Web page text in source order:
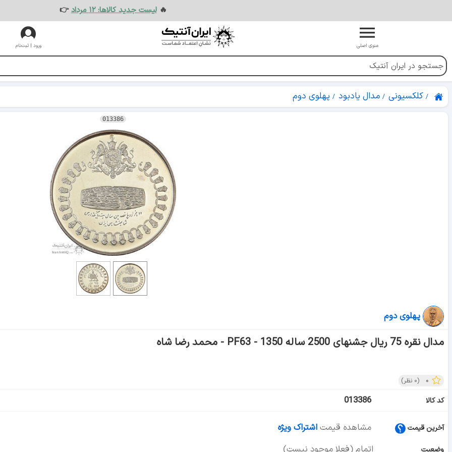
🔥لیست جدید کالاها: ۱۲ مرداد 👉
منوی اصلی ورود | ثبت‌نام
کلکسیونی مدال یادبود پهلوی دوم
013386
پهلوی دوم
مدال نقره 75 ریال جشنهای 2500 ساله 1350 - PF63 - محمد رضا شاه
۰ (۰ نظر)
کد کالا
013386
آخرین قیمت مشاهده قیمت اشتراک ویژه
اتمام (فعلا موجود نیست)